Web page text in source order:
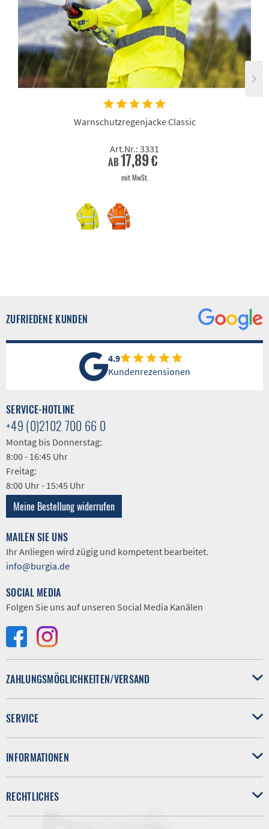
Warnschutzregenjacke Classic
Art.Nr.: 3331
ab 17,89 €
mit MwSt.
ZUFRIEDENE KUNDEN
4.9
Kundenrezensionen
SERVICE-HOTLINE
+49 (0)2102 700 66 0
Montag bis Donnerstag:
8:00 - 16:45 Uhr
Freitag:
8:00 Uhr - 15:45 Uhr
Meine Bestellung widerrufen
MAILEN SIE UNS
Ihr Anliegen wird zügig und kompetent bearbeitet.
info@burgia.de
SOCIAL MEDIA
Folgen Sie uns auf unseren Social Media Kanälen
ZAHLUNGSMÖGLICHKEITEN/VERSAND
SERVICE
INFORMATIONEN
RECHTLICHES